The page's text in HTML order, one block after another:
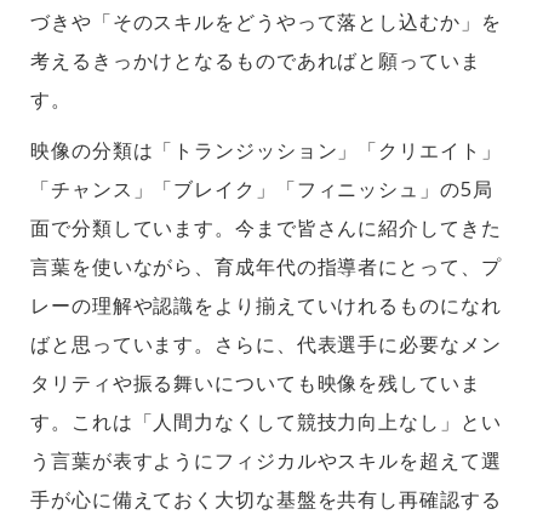
づきや「そのスキルをどうやって落とし込むか」を
考えるきっかけとなるものであればと願っていま
す。
映像の分類は「トランジッション」「クリエイト」
「チャンス」「ブレイク」「フィニッシュ」の5局
面で分類しています。今まで皆さんに紹介してきた
言葉を使いながら、育成年代の指導者にとって、プ
レーの理解や認識をより揃えていけれるものになれ
ばと思っています。さらに、代表選手に必要なメン
タリティや振る舞いについても映像を残していま
す。これは「人間力なくして競技力向上なし」とい
う言葉が表すようにフィジカルやスキルを超えて選
手が心に備えておく大切な基盤を共有し再確認する